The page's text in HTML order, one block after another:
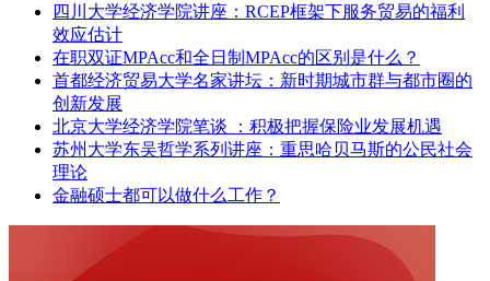
四川大学经济学院讲座：RCEP框架下服务贸易的福利
效应估计
在职双证MPAcc和全日制MPAcc的区别是什么？
首都经济贸易大学名家讲坛：新时期城市群与都市圈的
创新发展
北京大学经济学院笔谈 ：积极把握保险业发展机遇
苏州大学东吴哲学系列讲座：重思哈贝马斯的公民社会
理论
金融硕士都可以做什么工作？